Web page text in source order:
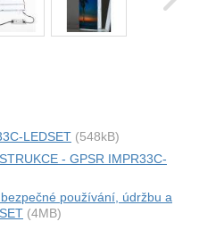
LEDSET (548kB)
- GPSR IMPR33C-
používání, údržbu a
(4MB)